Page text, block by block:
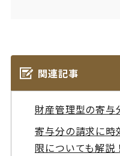
関連記事
財産管理型の寄与
寄与分の請求に時
限についても解説！